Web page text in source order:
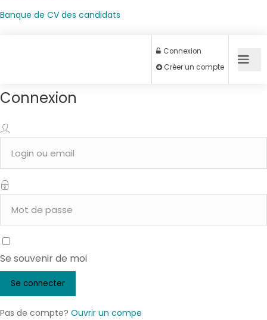
Banque de CV des candidats
Créer un compte
Connexion
Se souvenir de moi
Pas de compte? Ouvrir un compe